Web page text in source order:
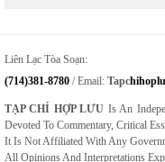
Liên Lạc Tòa Soạn:
(714)381-8780 / Email: Tapc
TẠP CHÍ HỢP LƯU Is An
Devoted To Commentary, Critical
It Is Not Affiliated With Any
All Opinions And Interpretations